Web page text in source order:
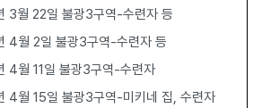
3월 22일 불광3구역-수련자 등
4월 2일 불광3구역-수련자 등
4월 11일 불광3구역-수련자
4월 15일 불광3구역-미키네 집, 수련자